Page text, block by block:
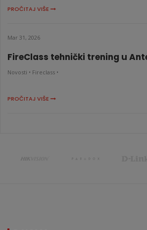
PROČITAJ VIŠE
Mar 31, 2026
FireClass tehnički trening u
Novosti • Fireclass •
PROČITAJ VIŠE